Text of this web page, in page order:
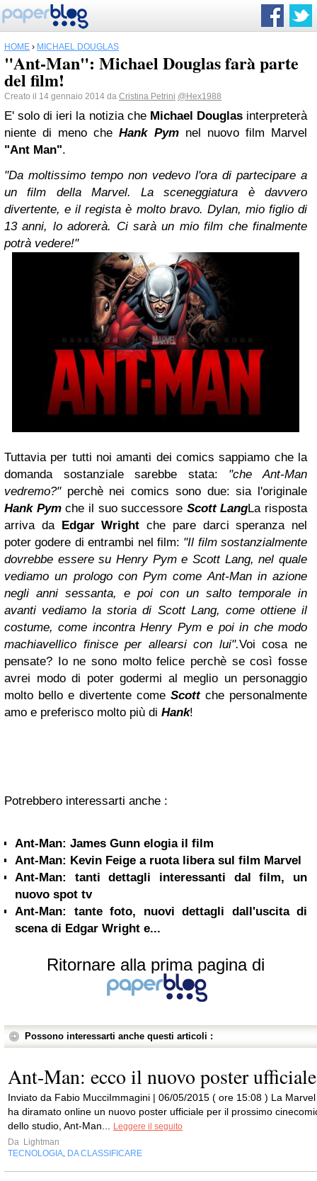
HOME › MICHAEL DOUGLAS
"Ant-Man": Michael Douglas farà parte
del film!
Creato il 14 gennaio 2014 da Cristina Petrini @Hex1988
E' solo di ieri la notizia che Michael Douglas interpreterà
niente di meno cheHank Pym nel nuovo film Marvel
"Ant Man".
"Da moltissimo tempo non vedevo l'ora di partecipare a
un film della Marvel. La sceneggiatura è davvero
divertente, e il regista è molto bravo. Dylan, mio figlio di
13 anni, lo adorerà. Ci sarà un mio film che finalmente
potrà vedere!"
Tuttavia per tutti noi amanti dei comics sappiamo che la
domanda sostanziale sarebbe stata: "che Ant-Man
vedremo?"perchè nei comics sono due: sia l'originale
Hank Pymche il suo successore Scott LangLa risposta
arriva da Edgar Wright che pare darci speranza nel
poter godere di entrambi nel film: "Il film sostanzialmente
dovrebbe essere su Henry Pym e Scott Lang, nel quale
vediamo un prologo con Pym come Ant-Man in azione
negli anni sessanta, e poi con un salto temporale in
avanti vediamo la storia di Scott Lang, come ottiene il
costume, come incontra Henry Pym e poi in che modo
machiavellico finisce per allearsi con lui".Voi cosa ne
pensate? Io ne sono molto felice perchè se così fosse
avrei modo di poter godermi al meglio un personaggio
molto bello e divertente come Scott che personalmente
amo e preferisco molto più di Hank!
Potrebbero interessarti anche :
Ant-Man: James Gunn elogia il film
Ant-Man: Kevin Feige a ruota libera sul film Marvel
Ant-Man: tanti dettagli interessanti dal film, un
nuovo spot tv
Ant-Man: tante foto, nuovi dettagli dall'uscita di
scena di Edgar Wright e...
Ritornare alla prima pagina di
Possono interessarti anche questi articoli :
Ant-Man: ecco il nuovo poster ufficiale
Inviato da Fabio MucciImmagini | 06/05/2015 ( ore 15:08 ) La Marvel
ha diramato online un nuovo poster ufficiale per il prossimo
dello studio, Ant-Man...
Leggere il seguito
Da Lightman
TECNOLOGIA DA CLASSIFICARE